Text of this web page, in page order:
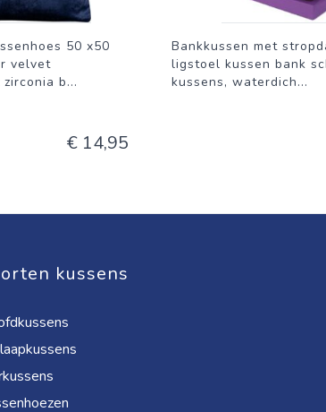
50 x50
velvet
b...
€ 14,95
Bankkussen met
ligstoel kussen bank
kussens, waterdich...
kussens